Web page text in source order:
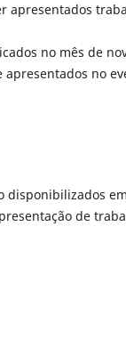
apresentados
no mês de
no
disponibilizados
de